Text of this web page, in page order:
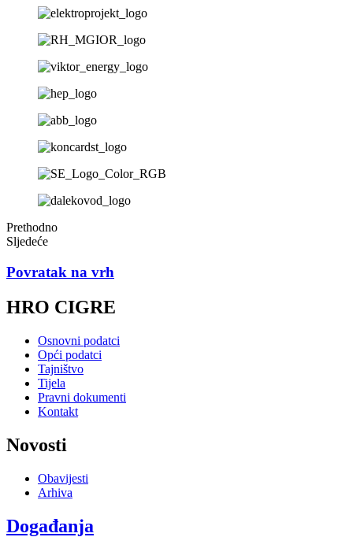
Prethodno
Sljedeće
Povratak na vrh
HRO CIGRE
Osnovni podatci
Opći podatci
Tajništvo
Tijela
Pravni dokumenti
Kontakt
Novosti
Obavijesti
Arhiva
Događanja